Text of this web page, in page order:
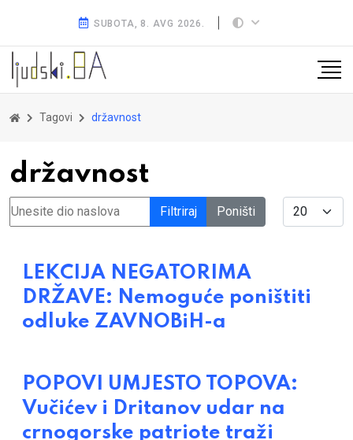
SUBOTA, 8. AVG 2026.
Tagovi državnost
državnost
Unesite dio naslova Filtriraj Poništi Display #
LEKCIJA NEGATORIMA
DRŽAVE: Nemoguće poništiti
odluke ZAVNOBiH-a
POPOVI UMJESTO TOPOVA:
Vučićev i Dritanov udar na
crnogorske patriote traži